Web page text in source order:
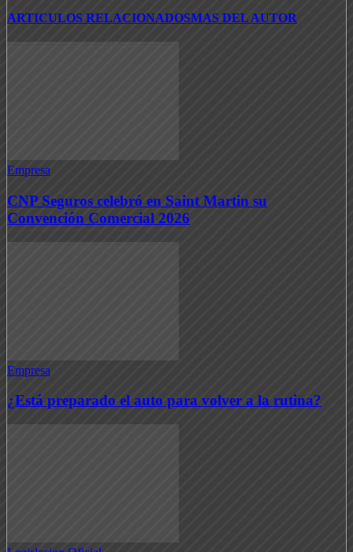
ARTICULOS RELACIONADOSMAS DEL AUTOR
Empresa
CNP Seguros celebró en Saint Martin su
Convención Comercial 2026
Empresa
¿Está preparado el auto para volver a la rutina?